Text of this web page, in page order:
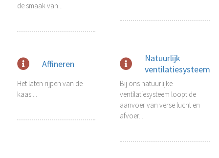
de smaak van...
Affineren
Het laten rijpen van de
kaas....
Natuurlijk
ventilatiesysteem
Bij ons natuurlijke
ventilatiesysteem loopt de
aanvoer van verse lucht en
afvoer...
van
te
de
website-